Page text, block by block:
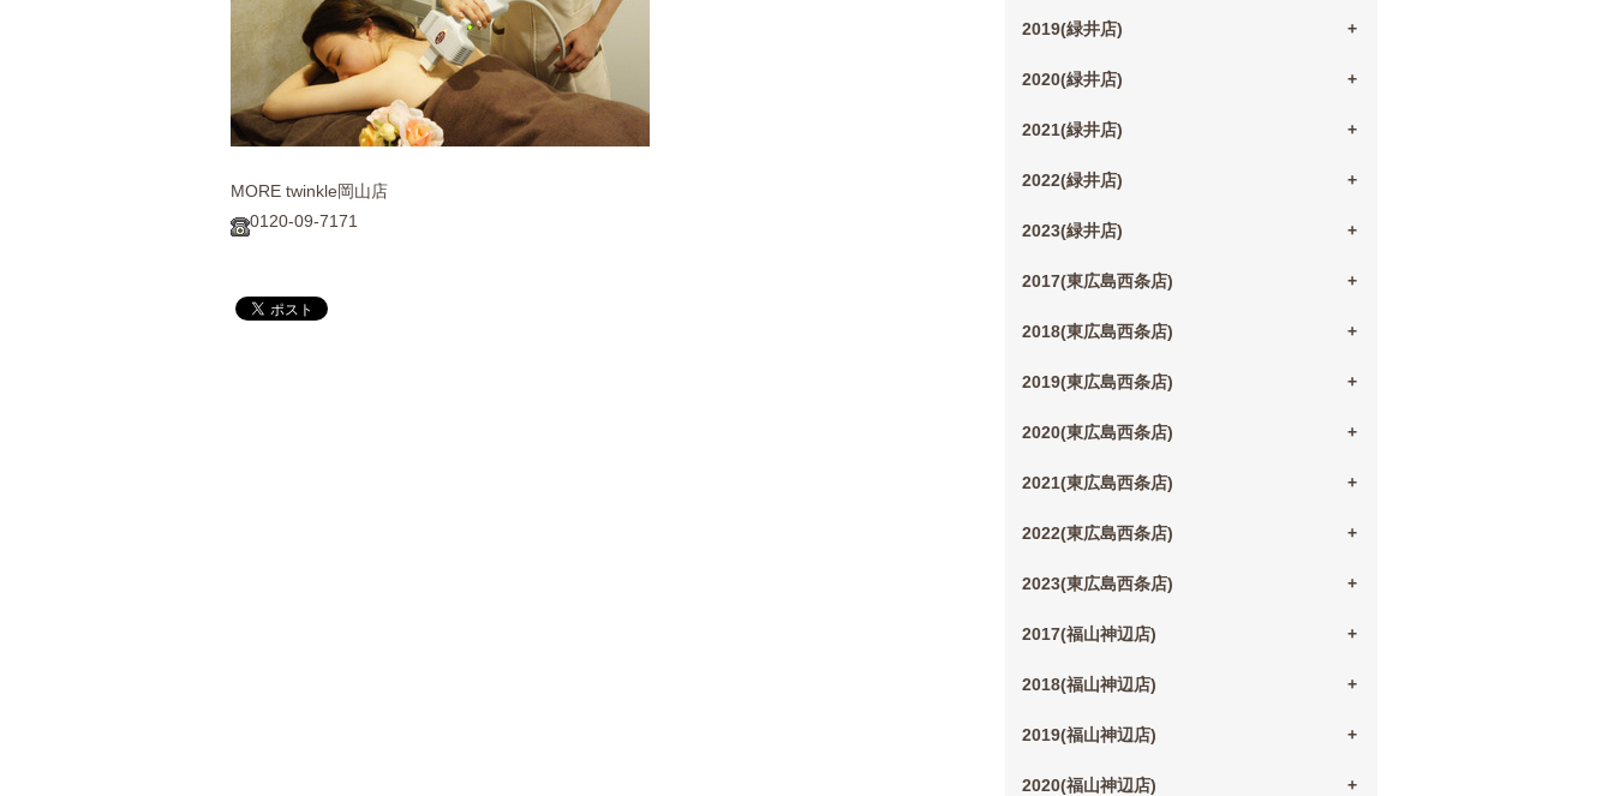
MORE twinkle岡山店
0120-09-7171
2019(緑井店)
2020(緑井店)
2021(緑井店)
2022(緑井店)
2023(緑井店)
2017(東広島西条店)
2018(東広島西条店)
2019(東広島西条店)
2020(東広島西条店)
2021(東広島西条店)
2022(東広島西条店)
2023(東広島西条店)
2017(福山神辺店)
2018(福山神辺店)
2019(福山神辺店)
2020(福山神辺店)